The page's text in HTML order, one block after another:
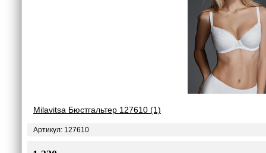
Milavitsa Бюстгальтер 127610 (1)
Артикул: 127610